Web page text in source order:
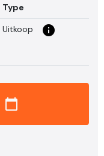
Type
Uitkoop info_i
calendar_today